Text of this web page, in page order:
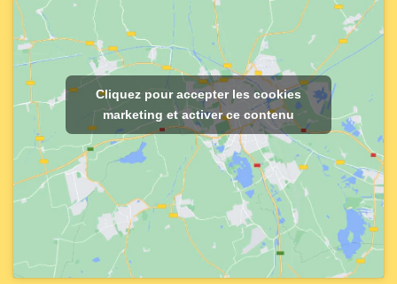
Cliquez pour accepter les cookies
marketing et activer ce contenu